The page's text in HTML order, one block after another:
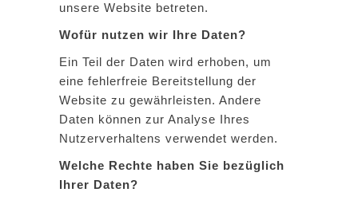
unsere Website betreten.
Wofür nutzen wir Ihre Daten?
Ein Teil der Daten wird erhoben, um
eine fehlerfreie Bereitstellung der
Website zu gewährleisten. Andere
Daten können zur Analyse Ihres
Nutzerverhaltens verwendet werden.
Welche Rechte haben Sie bezüglich
Ihrer Daten?